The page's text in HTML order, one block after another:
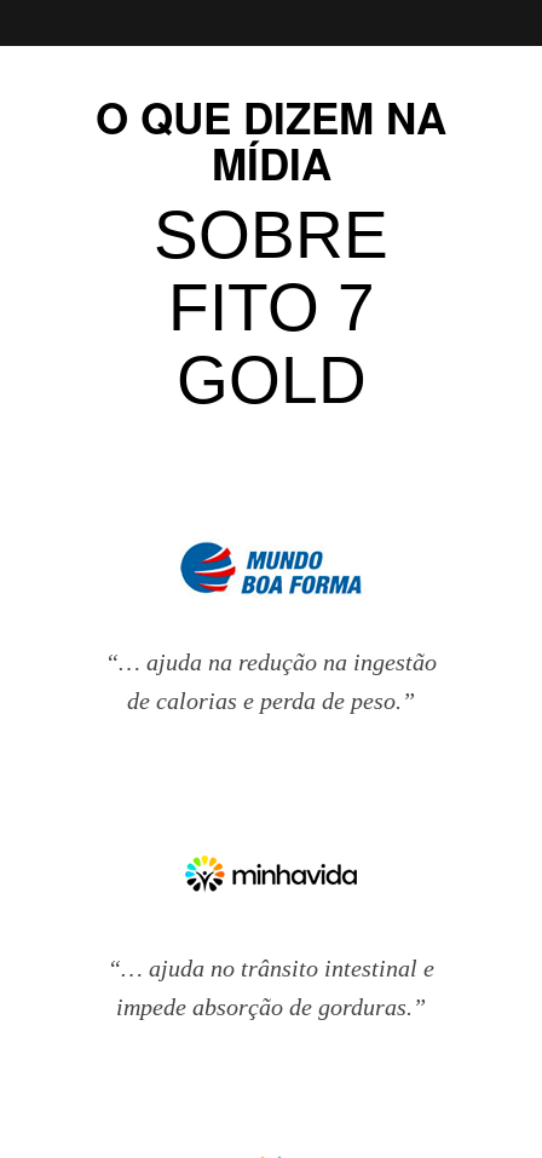
O QUE DIZEM NA
MÍDIA
SOBRE
FITO 7
GOLD
“… ajuda na redução na ingestão
de calorias e perda de peso.”
“… ajuda no trânsito intestinal e
impede absorção de gorduras.”